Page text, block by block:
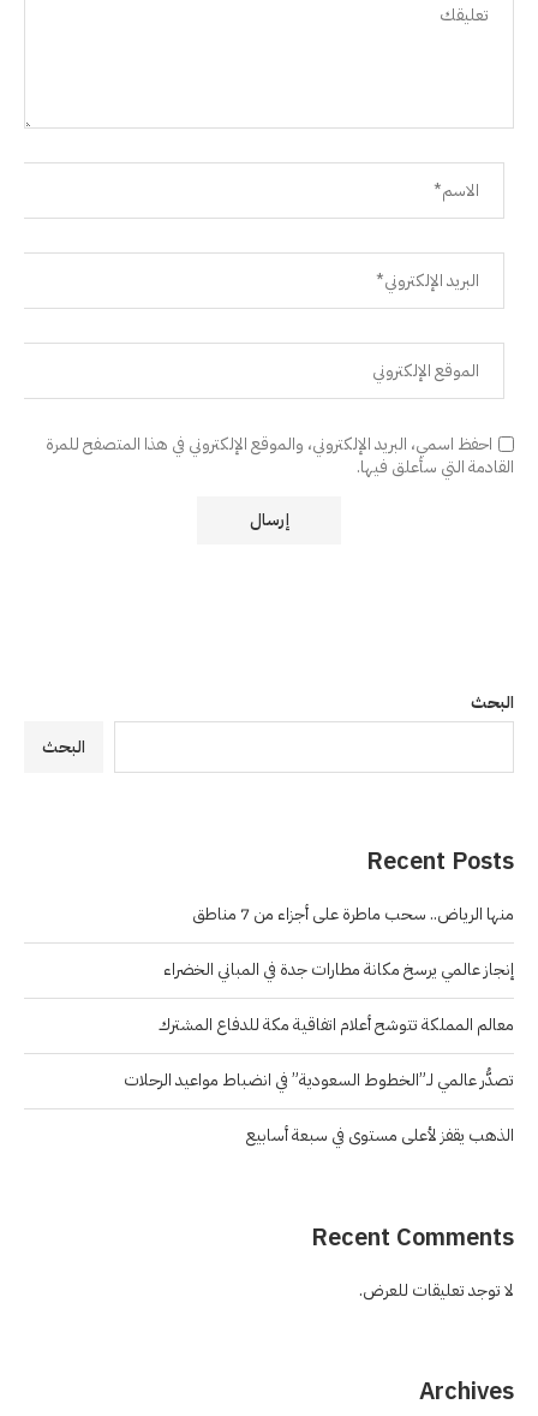
احفظ اسمي، البريد الإلكتروني، والموقع الإلكتروني في هذا المتصفح للمرة
القادمة التي سأعلق فيها.
البحث
البحث
Recent Posts
منها الرياض.. سحب ماطرة على أجزاء من 7 مناطق
إنجاز عالمي يرسخ مكانة مطارات جدة في المباني الخضراء
معالم المملكة تتوشح أعلام اتفاقية مكة للدفاع المشترك
تصدُّر عالمي لـ”الخطوط السعودية” في انضباط مواعيد الرحلات
الذهب يقفز لأعلى مستوى في سبعة أسابيع
Recent Comments
لا توجد تعليقات للعرض.
Archives